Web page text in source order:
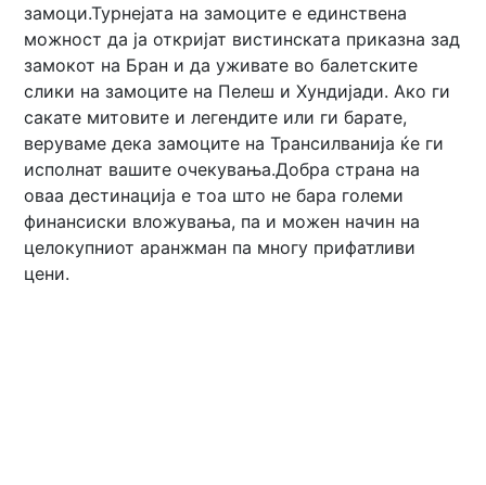
замоци.Турнејата на замоците е единствена
можност да ја откријат вистинската приказна зад
замокот на Бран и да уживате во балетските
слики на замоците на Пелеш и Хундијади. Ако ги
сакате митовите и легендите или ги барате,
веруваме дека замоците на Трансилванија ќе ги
исполнат вашите очекувања.Добра страна на
оваа дестинација е тоа што не бара големи
финансиски вложувања, па и можен начин на
целокупниот аранжман па многу прифатливи
цени.